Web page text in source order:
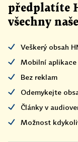
předplatíte
všechny
Veškerý obsah
Mobilní aplikace
Bez reklam
Odemykejte
Články v
Možnost